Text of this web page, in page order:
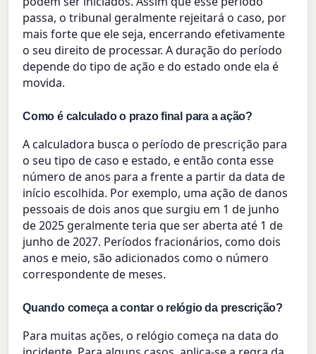
passa, o tribunal geralmente rejeitará o caso, por
mais forte que ele seja, encerrando efetivamente
o seu direito de processar. A duração do período
depende do tipo de ação e do estado onde ela é
movida.
Como é calculado o prazo final para a ação?
A calculadora busca o período de prescrição para
o seu tipo de caso e estado, e então conta esse
número de anos para a frente a partir da data de
início escolhida. Por exemplo, uma ação de danos
pessoais de dois anos que surgiu em 1 de junho
de 2025 geralmente teria que ser aberta até 1 de
junho de 2027. Períodos fracionários, como dois
anos e meio, são adicionados como o número
correspondente de meses.
Quando começa a contar o relógio da prescrição?
Para muitas ações, o relógio começa na data do